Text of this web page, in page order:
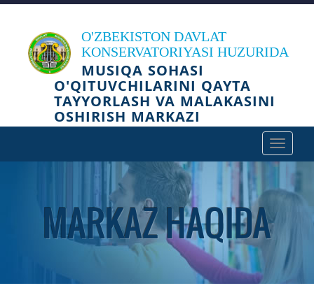
O'ZBEKISTON DAVLAT
KONSERVATORIYASI HUZURIDA
MUSIQA SOHASI
O'QITUVCHILARINI QAYTA
TAYYORLASH VA MALAKASINI
OSHIRISH MARKAZI
Toggle
MARKAZ HAQIDA